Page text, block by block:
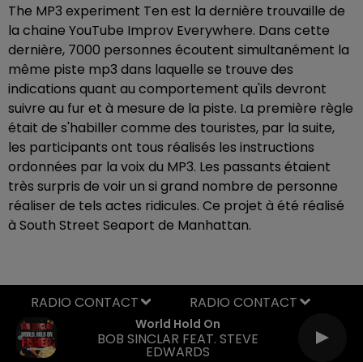
The MP3 experiment Ten est la dernière trouvaille de
la chaine YouTube Improv Everywhere. Dans cette
dernière, 7000 personnes écoutent simultanément la
même piste mp3 dans laquelle se trouve des
indications quant au comportement qu'ils devront
suivre au fur et à mesure de la piste. La première règle
était de s'habiller comme des touristes, par la suite,
les participants ont tous réalisés les instructions
ordonnées par la voix du MP3. Les passants étaient
très surpris de voir un si grand nombre de personne
réaliser de tels actes ridicules. Ce projet à été réalisé
à South Street Seaport de Manhattan.
World Hold On
BOB SINCLAR FEAT. STEVE
EDWARDS
RADIO CONTACT